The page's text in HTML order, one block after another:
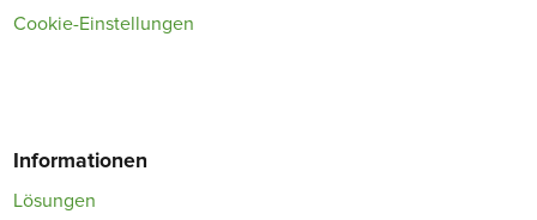
Cookie-Einstellungen
Informationen
Lösungen